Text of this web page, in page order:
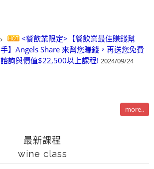
<餐飲業限定>【餐飲業最佳賺錢幫
手】Angels Share 來幫您賺錢，再送您免費
諮詢與價值$22,500以上課程! 2024/09/24
more..
最新課程
wine class